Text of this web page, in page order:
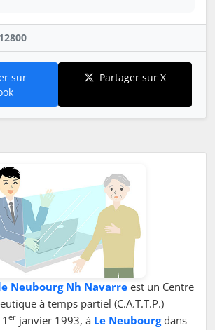
sur
Partager sur X
Neubourg Nh Navarre est un Centre
à temps partiel (C.A.T.T.P.)
er janvier 1993, à Le Neubourgdans